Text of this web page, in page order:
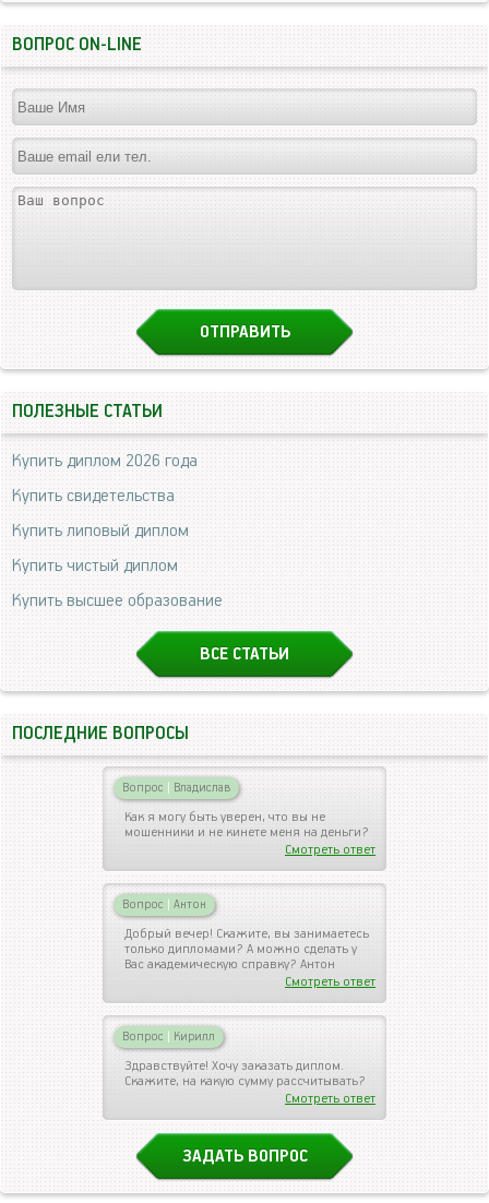
ВОПРОС ON-LINE
ПОЛЕЗНЫЕ СТАТЬИ
Купить диплом 2026 года
Купить свидетельства
Купить липовый диплом
Купить чистый диплом
Купить высшее образование
ВСЕ СТАТЬИ
ПОСЛЕДНИЕ ВОПРОСЫ
Вопрос | Владислав
Как я могу быть уверен, что вы не
мошенники и не кинете меня на деньги?
Смотреть ответ
Вопрос | Антон
Добрый вечер! Скажите, вы занимаетесь
только дипломами? А можно сделать у
Вас академическую справку? Антон
Смотреть ответ
Вопрос | Кирилл
Здравствуйте! Хочу заказать диплом.
Скажите, на какую сумму рассчитывать?
Смотреть ответ
ЗАДАТЬ ВОПРОС